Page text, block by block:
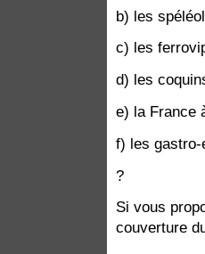
b) les
c) les
d) les
e) la France
f) les gastro-
?
Si vous
couverture